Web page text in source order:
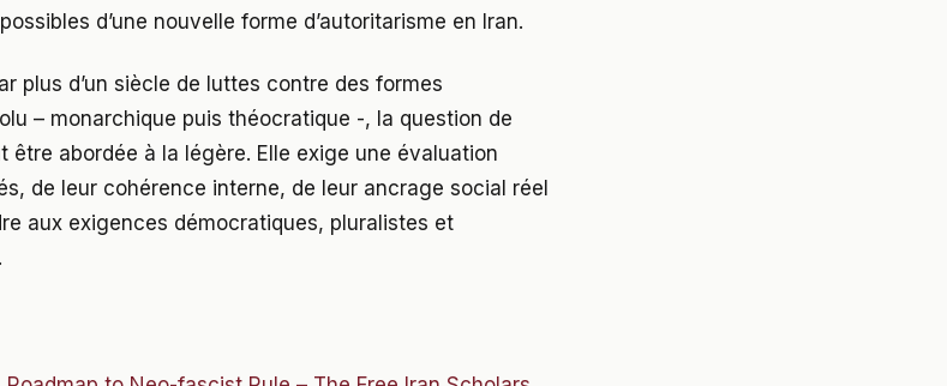
d’une nouvelle forme d’autoritarisme en Iran.
plus d’un siècle de luttes contre des formes
– monarchique puis théocratique -, la question de
être abordée à la légère. Elle exige une évaluation
de leur cohérence interne, de leur ancrage social réel
aux exigences démocratiques, pluralistes et